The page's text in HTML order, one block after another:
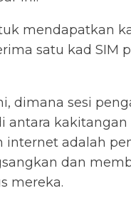
mendapatkan
satu kad SIM
dimana sesi
kakitangan
internet adalah
dan
mereka.